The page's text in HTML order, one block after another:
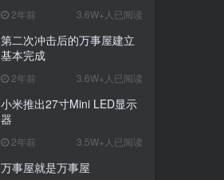
2年前 3.6W+人已阅读
第二次冲击后的万事屋建立
基本完成
2年前 3.6W+人已阅读
小米推出27寸Mini LED显示
器
2年前 3.5W+人已阅读
万事屋就是万事屋